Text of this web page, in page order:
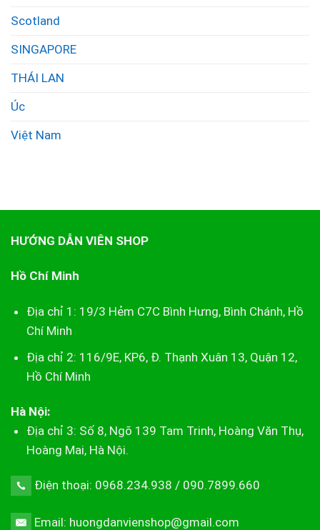
Scotland
SINGAPORE
THÁI LAN
Úc
Việt Nam
HƯỚNG DẪN VIÊN SHOP
Hồ Chí Minh
Địa chỉ 1: 19/3 Hẻm C7C Bình Hưng, Bình Chánh, Hồ
Chí Minh
Địa chỉ 2: 116/9E, KP6, Đ. Thạnh Xuân 13, Quận 12,
Hồ Chí Minh
Hà Nội:
Địa chỉ 3: Số 8, Ngõ 139 Tam Trinh, Hoàng Văn Thụ,
Hoàng Mai, Hà Nội.
Điện thoại: 0968.234.938 / 090.7899.660
Email: huongdanvienshop@gmail.com